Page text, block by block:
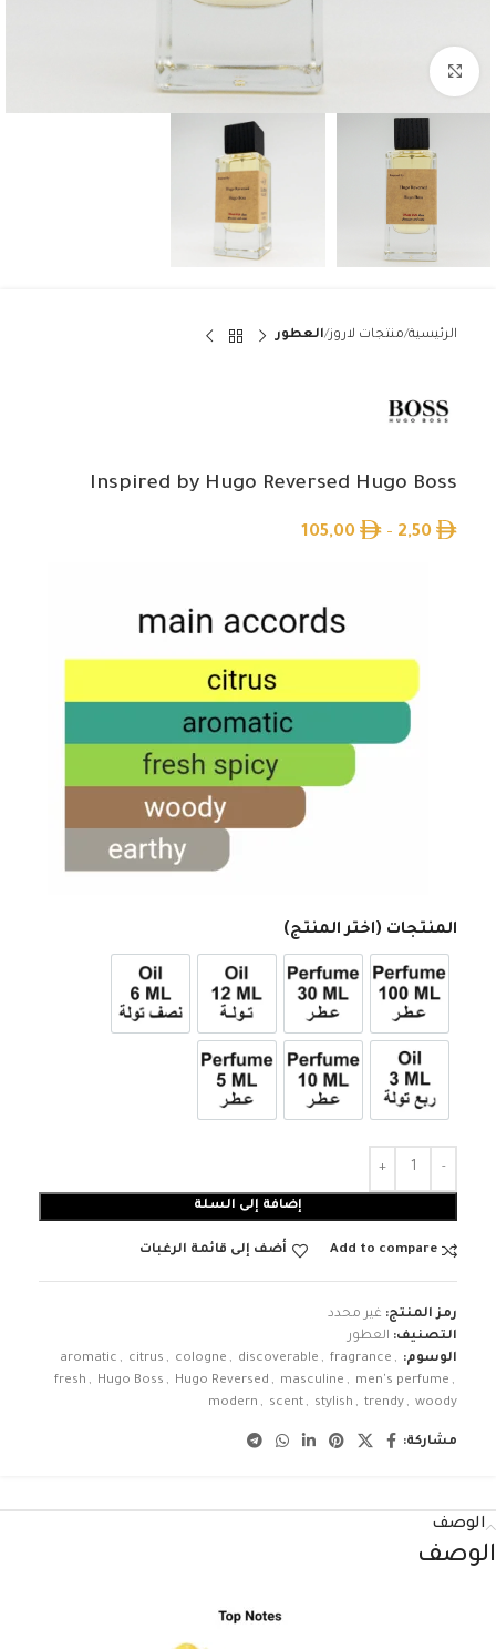
الرئيسية منتجات لاروز العطور
Inspired by Hugo Reversed Hugo Boss
2,50
–
105,00
المنتجات (اختر المنتج)
عطر 100ml عطر 30ml 12ml زيت تولة 6ml زيت نصف تولة
3ml زيت ربع تولة عطر 10ml عطر 5ml
إضافة إلى السلة
Add to compare أضف إلى قائمة الرغبات
رمز المنتج: غير محدد
التصنيف: العطور
الوسوم:
aromatic , citrus , cologne , discoverable , fragrance ,
fresh , Hugo Boss , Hugo Reversed , masculine , men's perfume ,
modern , scent , stylish , trendy , woody
مشاركة:
الوصف
الوصف